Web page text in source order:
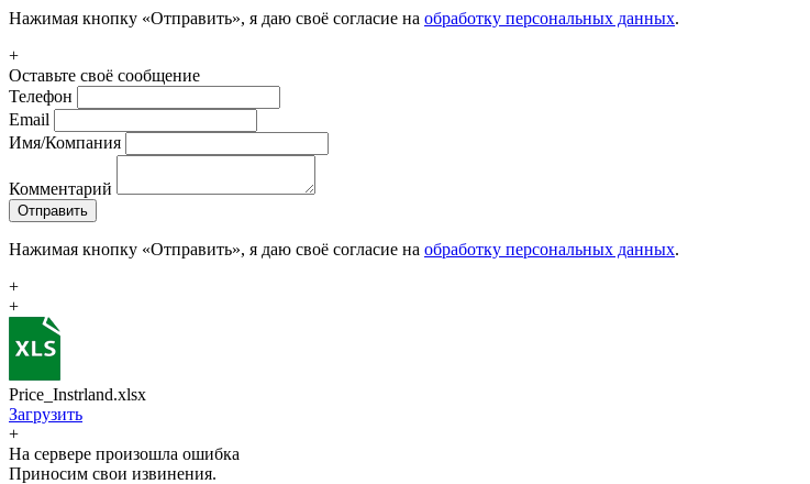
Нажимая кнопку «Отправить», я даю своё согласие на обработку персональных данных.
+
Оставьте своё сообщение
Телефон
Email
Имя/Компания
Комментарий
Отправить
Нажимая кнопку «Отправить», я даю своё согласие на обработку персональных данных.
+
+
Price_Instrland.xlsx
Загрузить
+
На сервере произошла ошибка
Приносим свои извинения.